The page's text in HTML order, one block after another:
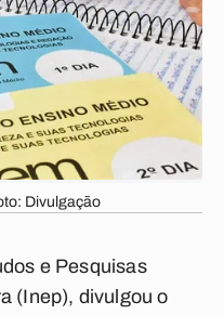
Divulgação
e Pesquisas
(Inep), divulgou o